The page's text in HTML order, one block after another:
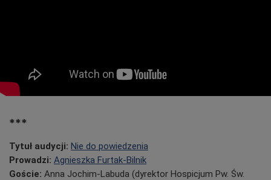
***
Tytuł audycji: Nie do powiedzenia
Prowadzi: Agnieszka Furtak-Bilnik
Goście: Anna Jochim-Labuda (dyrektor Hospicjum Pw. Św.